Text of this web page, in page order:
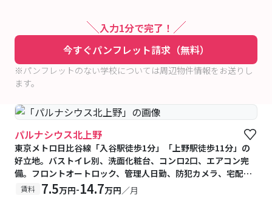
入力1分で完了！
今すぐパンフレット請求（無料）
※パンフレットのない学校については周辺物件情報をお送りし
ます。
パルナシウス北上野
東京メトロ日比谷線「入谷駅徒歩1分」「上野駅徒歩11分」の
好立地。バストイレ別、洗面化粧台、コンロ2口、エアコン完
備。フロントオートロック、管理人日勤、防犯カメラ、宅配
BOX付きで安心・快適です
賃料 7.5万円-14.7万円／月